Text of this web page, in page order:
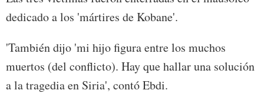
dedicado a los 'mártires de Kobane'.
'También dijo 'mi hijo figura entre los muchos
muertos (del conflicto). Hay que hallar una solución
a la tragedia en Siria', contó Ebdi.